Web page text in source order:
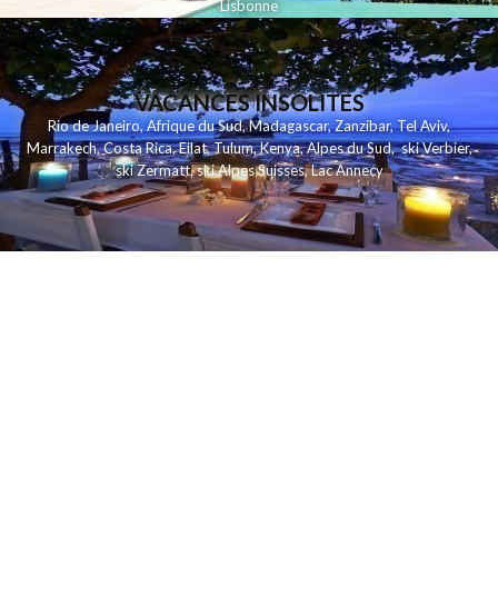
Lisbonne
VACANCES INSOLITES
Rio de Janeiro,Afrique du Sud,Madagascar,Zanzibar,Tel Aviv,
Marrakech,Costa Rica,Eilat,Tulum,Kenya,Alpes du Sud,ski Verbier,
ski Zermatt,ski Alpes Suisses,Lac Annecy